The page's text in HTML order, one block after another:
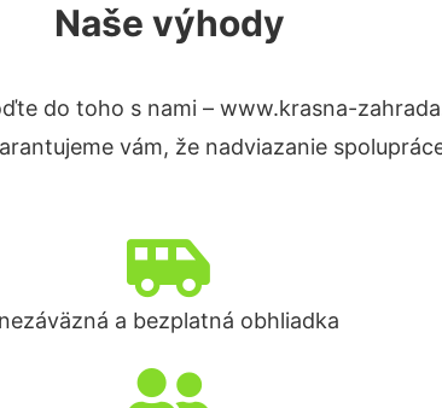
Naše výhody
do toho s nami – www.krasna-
vám, že nadviazanie
nezáväzná a bezplatná obhliadka